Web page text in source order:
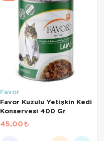
Favor
Favor Kuzulu Yetişkin Kedi
Konservesi 400 Gr
45,00